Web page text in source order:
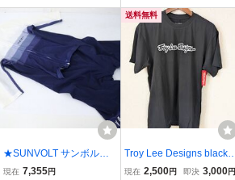
★SUNVOLT サンボルト
ワンピースジャージ Lサ
現在 7,355円
送料無料
Troy Lee Designs black T
Mサイズ新品未使用
現在 2,500円 即決 3,000円